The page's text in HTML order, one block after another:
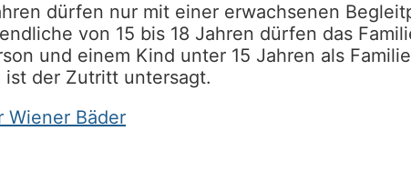
dürfen nur mit einer erwachsenen
von 15 bis 18 Jahren dürfen das
und einem Kind unter 15 Jahren als
der Zutritt untersagt.
Wiener Bäder